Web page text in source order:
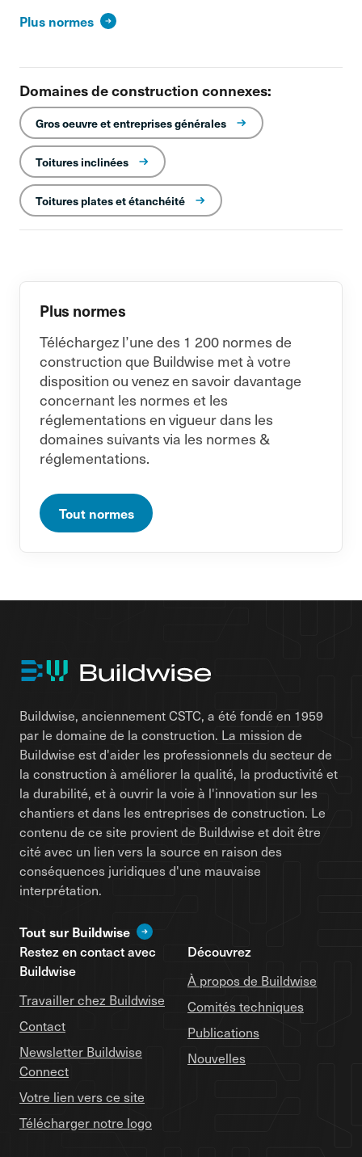
Plus normes
Domaines de construction connexes:
Gros oeuvre et entreprises générales
Toitures inclinées
Toitures plates et étanchéité
Plus normes
Téléchargez l’une des 1 200 normes de
construction que Buildwise met à votre
disposition ou venez en savoir davantage
concernant les normes et les
réglementations en vigueur dans les
domaines suivants via les normes &
réglementations.
Tout normes
Buildwise, anciennement CSTC, a été fondé en 1959
par le domaine de la construction. La mission de
Buildwise est d'aider les professionnels du secteur de
la construction à améliorer la qualité, la productivité et
la durabilité, et à ouvrir la voie à l'innovation sur les
chantiers et dans les entreprises de construction. Le
contenu de ce site provient de Buildwise et doit être
cité avec un lien vers la source en raison des
conséquences juridiques d'une mauvaise
interprétation.
Tout sur Buildwise
Restez en contact avec
Buildwise
Travailler chez Buildwise
Contact
Newsletter Buildwise
Connect
Votre lien vers ce site
Télécharger notre logo
Découvrez
À propos de Buildwise
Comités techniques
Publications
Nouvelles